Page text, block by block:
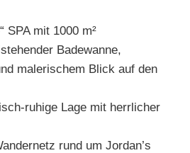
SPA mit 1000 m²
Badewanne,
malerischem Blick auf den
ruhige Lage mit herrlicher
rund um Jordan’s